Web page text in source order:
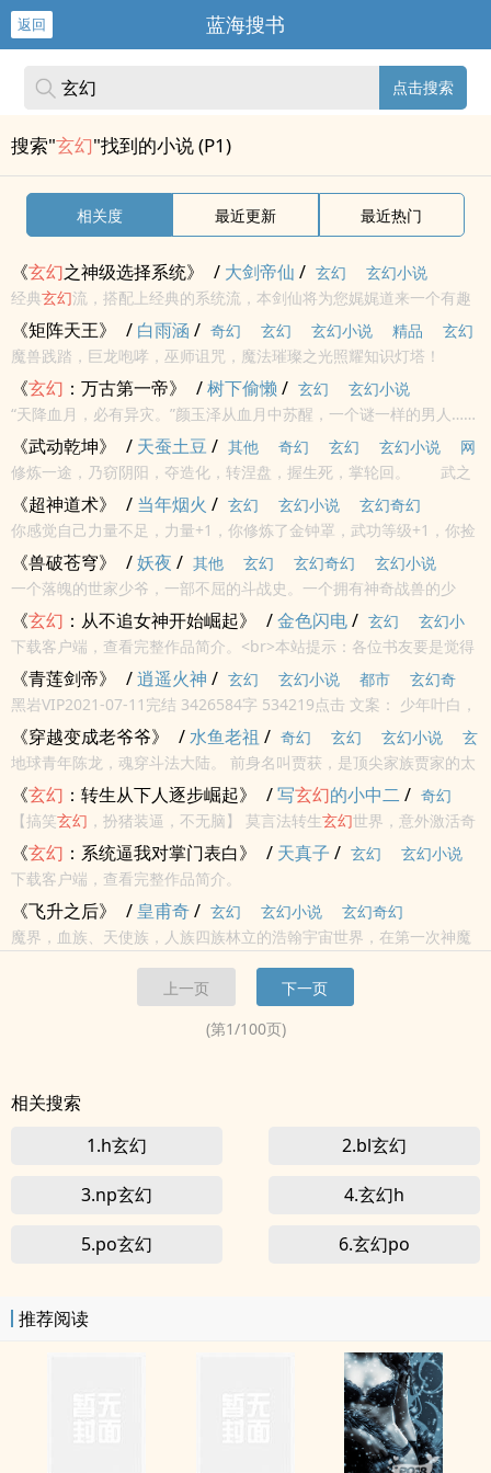
返回 蓝海搜书
点击搜索
搜索"玄幻"找到的小说 (P1)
相关度 最近更新 最近热门
《玄幻之神级选择系统》 / 大剑帝仙 / 玄幻
玄幻小说
经典玄幻流，搭配上经典的系统流，本剑仙将为您娓娓道来一个有趣
的故事。<br/><br/>初入玄幻，进入宗门，遭遇各种危机，打破常规
套路，热血重现
《矩阵天王》 / 白雨涵 / 奇幻 玄幻 玄幻小说 精品
玄幻
奇幻
魔兽践踏，巨龙咆哮，巫师诅咒，魔法璀璨之光照耀知识灯塔！
《玄幻 ：万古第一帝》 /树下偷懒 / 玄幻
玄幻小说
“天降血月，必有异灾。”颜玉泽从血月中苏醒，一个谜一样的男人……
《武动乾坤》 / 天蚕土豆 / 其他 奇幻 玄幻 玄幻小说
网
络
玄幻奇幻
修炼一途，乃窃阴阳，夺造化，转涅盘，握生死，掌轮回。 武之
极，破苍穹，动乾坤！
《超神道术》 / 当年烟火 / 玄幻 玄幻小说
玄幻奇幻
你感觉自己力量不足，力量+1，你修炼了金钟罩，武功等级+1，你捡
到了一本道经，悟性+1，你的对手力大无穷，金钟罩大圆满，你将金
钟罩，铁布衫，十三横练全部+...
《兽破苍穹》 /妖夜 / 其他 玄幻 玄幻奇幻
玄幻小说
一个落魄的世家少爷，一部不屈的斗战史。一个拥有神奇战兽的少
年，不屈于命运，一步步踏上巅峰，与天抗争，天又有什么资格跟我
争？...
《玄幻 ：从不追女神开始崛起》 /金色闪电/ 玄幻
玄幻小
说
下载客户端，查看完整作品简介。<br>本站提示：各位书友要是觉得
《玄幻：从不追女神开始崛起》还不错的话请不要忘记向您QQ群和微
博里的朋友推荐哦！
《青莲剑帝》 /逍遥火神 / 玄幻 玄幻小说 都市
玄幻奇
幻
黑岩VIP2021-07-11完结 3426584字 534219点击 文案： 少年叶白，
逆境之中崛起。 登天路，逆苍穹，成就绝世剑帝！ 一剑出，焚天地，
荡九幽...
《穿越变成老爷爷》 /水鱼老祖 / 奇幻 玄幻 玄幻小说
玄
幻奇幻
地球青年陈龙，魂穿斗法大陆。 前身名叫贾获，是顶尖家族贾家的太
上长老……
《玄幻 ：转生从下人逐步崛起》 /写玄幻的小中二 / 奇幻
玄幻
玄幻小说
【搞笑玄幻 ，扮猪装逼，不无脑】 莫言法转生玄幻世界，意外激活奇
葩系统，升级不加属性，任务全是装逼，并且一个比一个坑爹，他在
完成任务的同时，话痨系统还一直在耳边吐槽，莫言法无奈，只能一
边与...
《玄幻 ：系统逼我对掌门表白》 / 天真子 / 玄幻
玄幻小说
下载客户端，查看完整作品简介。
《飞升之后》 / 皇甫奇/ 玄幻 玄幻小说
玄幻奇幻
魔界，血族、天使族，人族四族林立的浩翰宇宙世界，在第一次神魔
之战后，人类战败，在太古签订耻辱的《太古协议》。人类开始了屈
辱的残苟政策，默默的休养生息……无数亿年后，一个默默无闻的人类
上一页
下一页
(第1/100页)
相关搜索
1.h玄幻
2.bl玄幻
3.np玄幻 4.玄幻h
5.po玄幻 6.玄幻po
推荐阅读